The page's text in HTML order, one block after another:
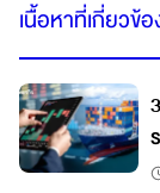
เนื้อหาที่เกี่ยวข้อ